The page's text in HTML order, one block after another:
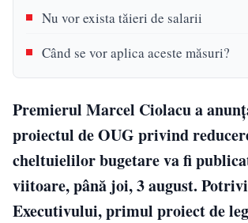
Nu vor exista tăieri de salarii
Când se vor aplica aceste măsuri?
Premierul Marcel Ciolacu a
proiectul de OUG privind
cheltuielilor bugetare va fi
viitoare, până joi, 3 august.
Executivului, primul proiect de